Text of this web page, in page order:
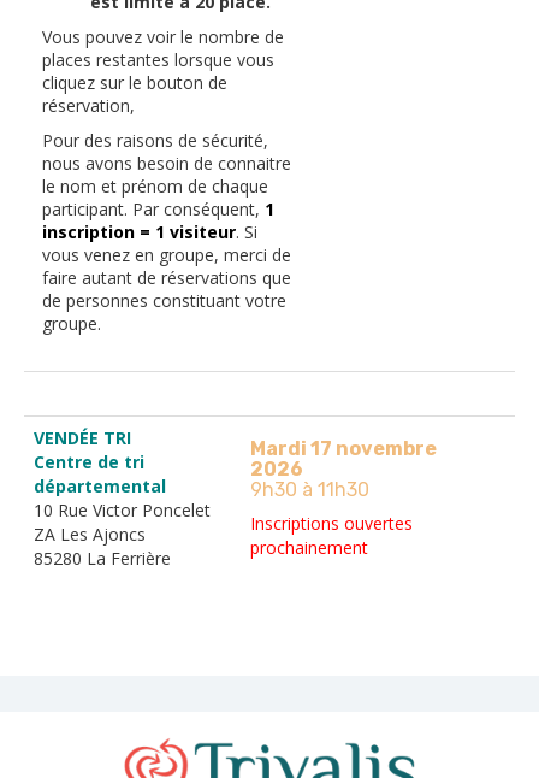
Vous pouvez voir le nombre de
places restantes lorsque vous
cliquez sur le bouton de
réservation,
Pour des raisons de sécurité,
nous avons besoin de connaitre
le nom et prénom de chaque
participant. Par conséquent, 1
inscription = 1 visiteur. Si
vous venez en groupe, merci de
faire autant de réservations que
de personnes constituant votre
groupe.
VENDÉE TRI
Centre de tri
départemental
10 Rue Victor Poncelet
ZA Les Ajoncs
85280 La Ferrière
Mardi 17 novembre
2026
9h30 à 11h30
Inscriptions ouvertes
prochainement